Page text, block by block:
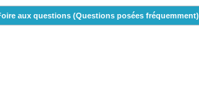
aux questions (Questions posées fréquemment)